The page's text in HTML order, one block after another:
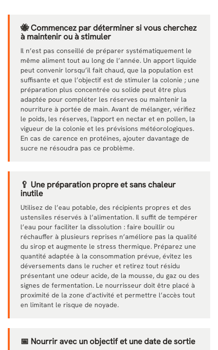
🐝 Commencez par déterminer si vous cherchez
à maintenir ou à stimuler
Il n’est pas conseillé de préparer systématiquement le
même aliment tout au long de l’année. Un apport liquide
peut convenir lorsqu’il fait chaud, que la population est
suffisante et que l’objectif est de stimuler la colonie ; une
préparation plus concentrée ou solide peut être plus
adaptée pour compléter les réserves ou maintenir la
nourriture à portée de main. Avant de mélanger, vérifiez
le poids, les réserves, l'apport en nectar et en pollen, la
vigueur de la colonie et les prévisions météorologiques.
En cas de carence en protéines, ajouter davantage de
sucre ne résoudra pas ce problème.
🥄 Une préparation propre et sans chaleur
inutile
Utilisez de l’eau potable, des récipients propres et des
ustensiles réservés à l’alimentation. Il suffit de tempérer
l’eau pour faciliter la dissolution : faire bouillir ou
réchauffer à plusieurs reprises n’améliore pas la qualité
du sirop et augmente le stress thermique. Préparez une
quantité adaptée à la consommation prévue, évitez les
déversements dans le rucher et retirez tout résidu
présentant une odeur acide, de la mousse, du gaz ou des
signes de fermentation. Le nourrisseur doit être placé à
proximité de la zone d’activité et permettre l’accès tout
en limitant le risque de noyade.
📅 Nourrir avec un objectif et une date de sortie